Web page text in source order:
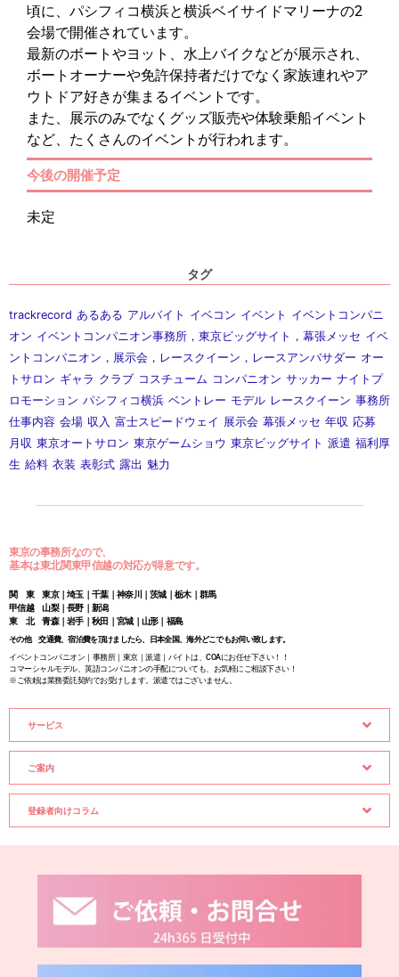
頃に、パシフィコ横浜と横浜ベイサイドマリーナの2
会場で開催されています。
最新のボートやヨット、水上バイクなどが展示され、
ボートオーナーや免許保持者だけでなく家族連れやア
ウトドア好きが集まるイベントです。
また、展示のみでなくグッズ販売や体験乗船イベント
など、たくさんのイベントが行われます。
今後の開催予定
未定
タグ
trackrecord あるある アルバイト イベコン イベント イベントコンパニ
オン イベントコンパニオン事務所，東京ビッグサイト，幕張メッセ イベ
ントコンパニオン，展示会，レースクイーン，レースアンバサダー オー
トサロン ギャラ クラブ コスチューム コンパニオン サッカー ナイトプ
ロモーション パシフィコ横浜 ベントレー モデル レースクイーン 事務所
仕事内容 会場 収入 富士スピードウェイ 展示会 幕張メッセ 年収 応募
月収 東京オートサロン 東京ゲームショウ 東京ビッグサイト 派遣 福利厚
生 給料 衣装 表彰式 露出 魅力
東京の事務所なので、
基本は東北関東甲信越の対応が得意です。
関 東 東京｜埼玉｜千葉｜神奈川｜茨城｜栃木｜群馬
甲信越 山梨｜長野｜新潟
東 北 青森｜岩手｜秋田｜宮城｜山形｜福島
その他 交通費、宿泊費を頂けましたら、日本全国、海外どこでもお伺い致します。
イベントコンパニオン｜事務所｜東京｜派遣｜バイトは、COAにお任せ下さい！！
コマーシャルモデル、英語コンパニオンの手配についても、お気軽にご相談下さい！
※ご依頼は業務委託契約でお受けします。派遣ではございません。
サービス
ご案内
登録者向けコラム